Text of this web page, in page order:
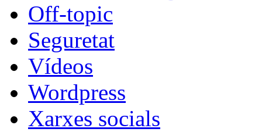
Off-topic
Seguretat
Vídeos
Wordpress
Xarxes socials